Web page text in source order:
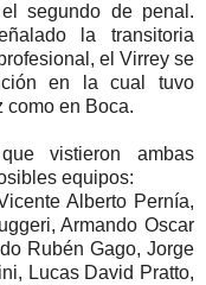
segundo de penal.
la transitoria
el Virrey se
en la cual tuvo
como en Boca.
vistieron ambas
equipos:
Alberto Pernía,
Armando Oscar
Rubén Gago, Jorge
Lucas David Pratto,